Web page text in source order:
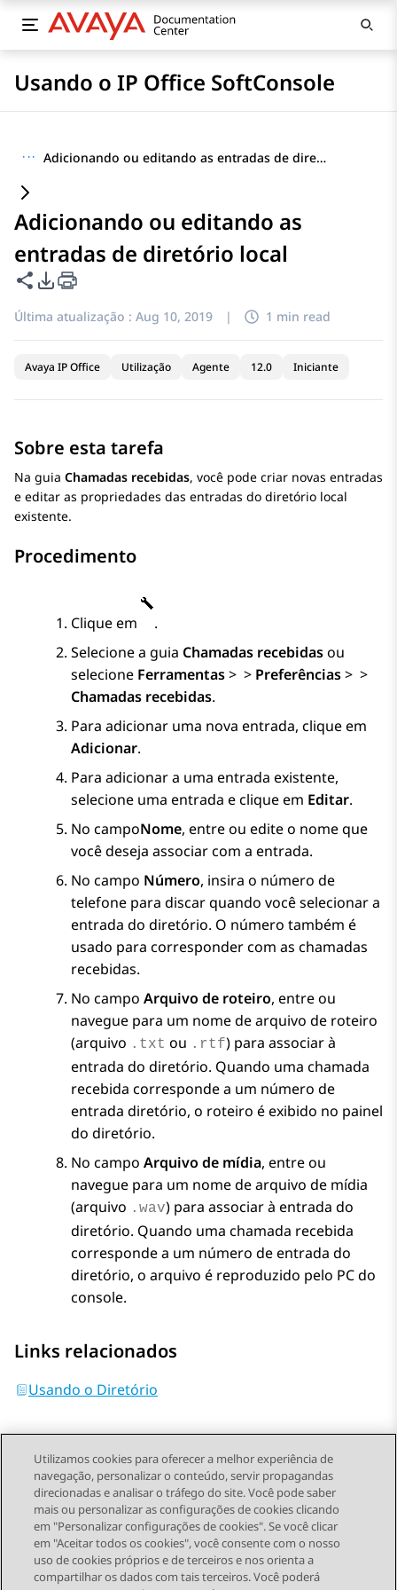
Usando o IP Office SoftConsole
··· Adicionando ou editando as entradas de diretório local
Adicionando ou editando as
entradas de diretório local
Compartilhar esta página
Opções de exportação de PDF
Última atualização : Aug 10, 2019 | 1 min read
Avaya IP Office Utilização Agente 12.0 Iniciante
Sobre esta tarefa
Na guia Chamadas recebidas, você pode criar novas entradas
e editar as propriedades das entradas do diretório local
existente.
Procedimento
Clique em
.
Selecione a guia Chamadas recebidasou
selecione Ferramentas> > Preferências> >
Chamadas recebidas.
Para adicionar uma nova entrada, clique em
Adicionar.
Para adicionar a uma entrada existente,
selecione uma entrada e clique em Editar.
No campoNome, entre ou edite o nome que
você deseja associar com a entrada.
No campo Número, insira o número de
telefone para discar quando você selecionar a
entrada do diretório. O número também é
usado para corresponder com as chamadas
recebidas.
No campo Arquivo de roteiro, entre ou
navegue para um nome de arquivo de roteiro
(arquivo .txt ou .rtf) para associar à
entrada do diretório. Quando uma chamada
recebida corresponde a um número de
entrada diretório, o roteiro é exibido no painel
do diretório.
No campo Arquivo de mídia, entre ou
navegue para um nome de arquivo de mídia
(arquivo .wav) para associar à entrada do
diretório. Quando uma chamada recebida
corresponde a um número de entrada do
diretório, o arquivo é reproduzido pelo PC do
console.
Links relacionados
Usando o Diretório
Send Feedback
Tópico anterior Próximo tópico
Utilizamos cookies para oferecer a melhor experiência de
navegação, personalizar o conteúdo, servir propagandas
direcionadas e analisar o tráfego do site. Você pode saber
mais ou personalizar as configurações de cookies clicando
em "Personalizar configurações de cookies". Se você clicar
em "Aceitar todos os cookies", você consente com o nosso
uso de cookies próprios e de terceiros e nos orienta a
compartilhar os dados com tais terceiros. Você poderá